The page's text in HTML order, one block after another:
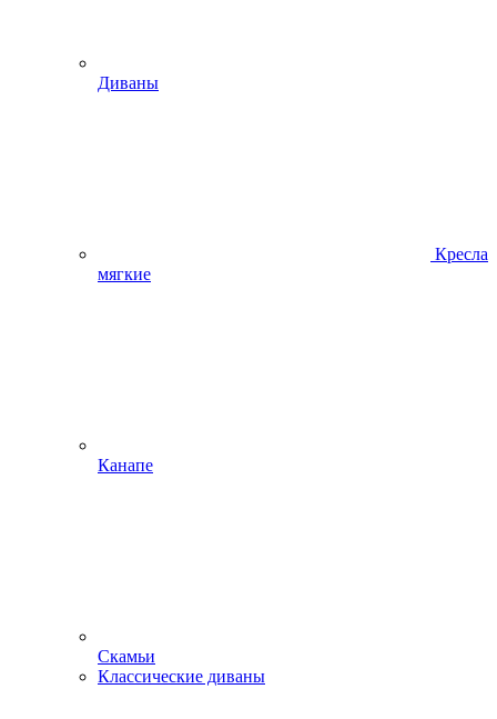
Диваны
Кресла
мягкие
Канапе
Скамьи
Классические диваны